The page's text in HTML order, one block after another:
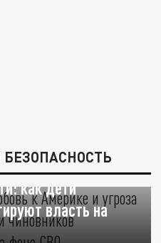
к Америке и
как дети
власть на